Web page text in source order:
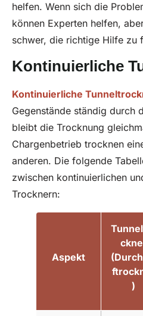
helfen. Wenn sich die
können Experten helfen,
schwer, die richtige Hilfe zu
Kontinuierliche
Kontinuierliche
Gegenstände ständig durch
bleibt die Trocknung
Chargenbetrieb trocknen
anderen. Die folgende
zwischen kontinuierlichen
Trocknern:
Aspekt
)